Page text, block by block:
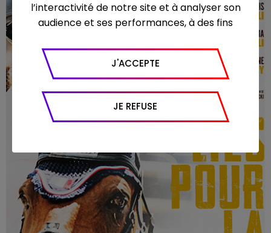
l’interactivité de notre site et à analyser son
audience et ses performances, à des fins
Google Analytics pour générer des rapports
sur le trafic (nombre de visites, temps passé
sur le site, nombre de pages vues en moyenne,
appareil et navigateur utilisé, emplacement
géographique), l’origine du trafic et la
J'ACCEPTE
JE REFUSE